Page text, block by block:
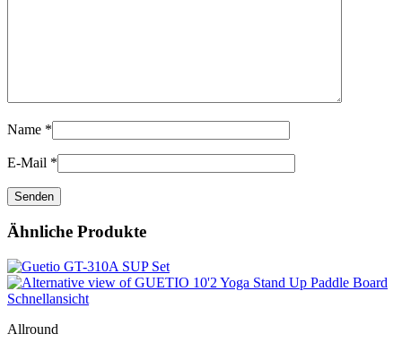
Name *
E-Mail *
Ähnliche Produkte
Schnellansicht
Allround